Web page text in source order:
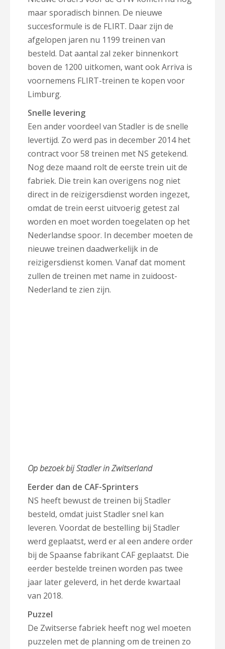
maar sporadisch binnen. De nieuwe
succesformule is de FLIRT. Daar zijn de
afgelopen jaren nu 1199 treinen van
besteld. Dat aantal zal zeker binnenkort
boven de 1200 uitkomen, want ook Arriva is
voornemens FLIRT-treinen te kopen voor
Limburg.
Snelle levering
Een ander voordeel van Stadler is de snelle
levertijd. Zo werd pas in december 2014 het
contract voor 58 treinen met NS getekend.
Nog deze maand rolt de eerste trein uit de
fabriek. Die trein kan overigens nog niet
direct in de reizigersdienst worden ingezet,
omdat de trein eerst uitvoerig getest zal
worden en moet worden toegelaten op het
Nederlandse spoor. In december moeten de
nieuwe treinen daadwerkelijk in de
reizigersdienst komen. Vanaf dat moment
zullen de treinen met name in zuidoost-
Nederland te zien zijn.
Op bezoek bij Stadler in Zwitserland
Eerder dan de CAF-Sprinters
NS heeft bewust de treinen bij Stadler
besteld, omdat juist Stadler snel kan
leveren. Voordat de bestelling bij Stadler
werd geplaatst, werd er al een andere order
bij de Spaanse fabrikant CAF geplaatst. Die
eerder bestelde treinen worden pas twee
jaar later geleverd, in het derde kwartaal
van 2018.
Puzzel
De Zwitserse fabriek heeft nog wel moeten
puzzelen met de planning om de treinen zo